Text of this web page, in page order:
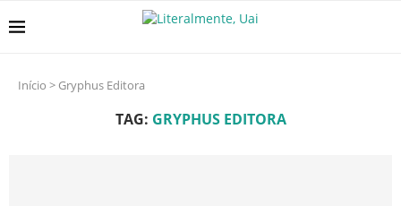
Início > Gryphus Editora
TAG: GRYPHUS EDITORA